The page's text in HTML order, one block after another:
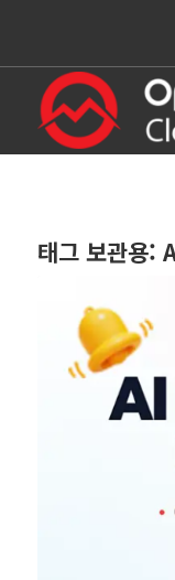
태그 보관용: